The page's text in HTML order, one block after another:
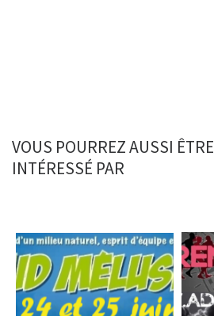
VOUS POURREZ AUSSI ÊTRE
INTÉRESSÉ PAR